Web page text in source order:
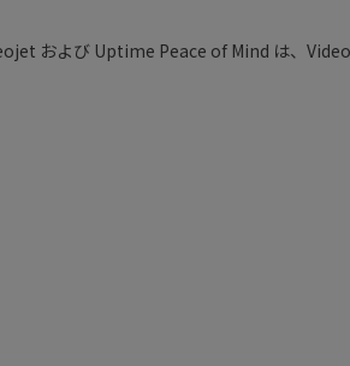
および Uptime Peace of Mind は、